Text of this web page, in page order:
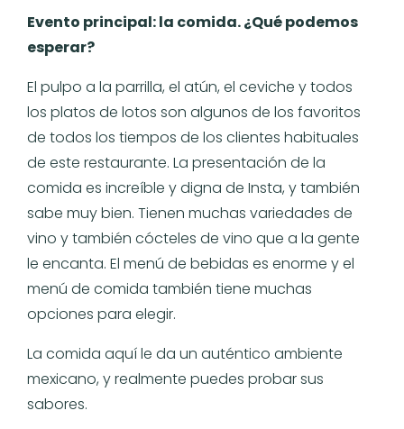
Evento principal: la comida. ¿Qué podemos
esperar?
El pulpo a la parrilla, el atún, el ceviche y todos
los platos de lotos son algunos de los favoritos
de todos los tiempos de los clientes habituales
de este restaurante. La presentación de la
comida es increíble y digna de Insta, y también
sabe muy bien. Tienen muchas variedades de
vino y también cócteles de vino que a la gente
le encanta. El menú de bebidas es enorme y el
menú de comida también tiene muchas
opciones para elegir.
La comida aquí le da un auténtico ambiente
mexicano, y realmente puedes probar sus
sabores.